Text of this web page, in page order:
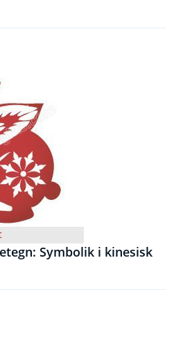
Symbolik i kinesisk